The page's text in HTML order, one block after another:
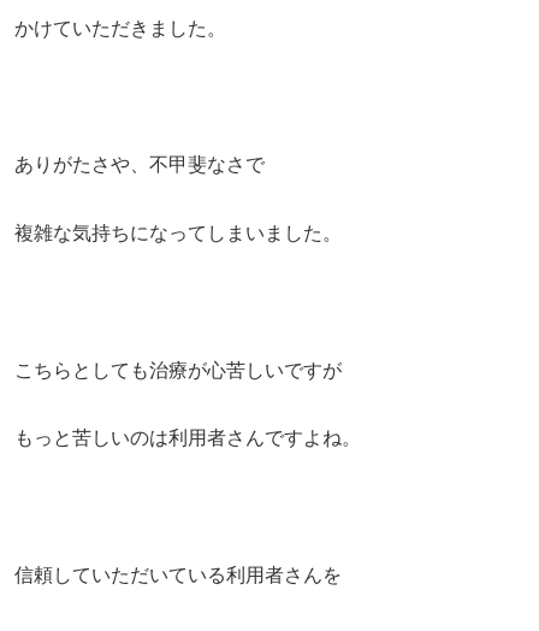
かけていただきました。
ありがたさや、不甲斐なさで
複雑な気持ちになってしまいました。
こちらとしても治療が心苦しいですが
もっと苦しいのは利用者さんですよね。
信頼していただいている利用者さんを